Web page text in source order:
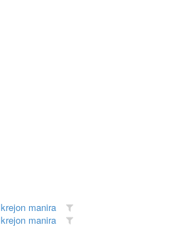
krejon manira
krejon manira